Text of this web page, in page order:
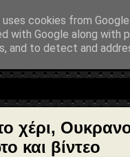
χέρι,
και βίντεο
cookies from
with Google along with
and to detect and